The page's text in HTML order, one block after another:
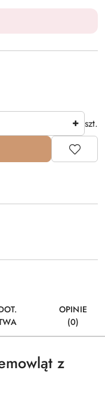
szt.
OPINIE
(0)
z